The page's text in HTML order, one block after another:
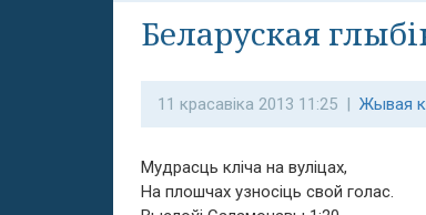
Беларуская
11 красавіка 2013 11:25 | Жывая
Мудрасць кліча на вуліцах,
На плошчах узносіць свой голас.